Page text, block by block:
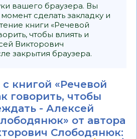
вашего браузера. Вы
сделать закладку и
книги «Речевой
чтобы влиять и
Викторович
закрытия браузера.
книгой «Речевой
говорить, чтобы
- Алексей
от автора
Слободянюк: